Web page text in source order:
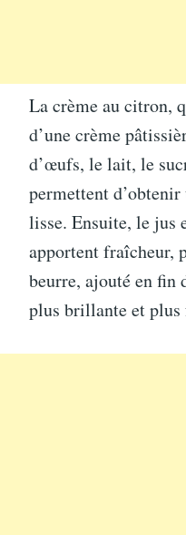
La crème au citron,
d’une crème
d’œufs, le lait, le
permettent
lisse. Ensuite, le jus
apportent fraîcheur,
beurre, ajouté en fin
plus brillante et plus